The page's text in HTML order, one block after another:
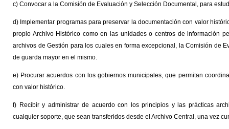
c) Convocar a la Comisión de Evaluación y Selección Documental, para
d) Implementar programas para preservar la documentación con valor
propio Archivo Histórico como en las unidades o centros de información
archivos de Gestión para los cuales en forma excepcional, la Comisión de
de guarda mayor en el mismo.
e) Procurar acuerdos con los gobiernos municipales, que permitan
con valor histórico.
f) Recibir y administrar de acuerdo con los principios y las prácticas
cualquier soporte, que sean transferidos desde el Archivo Central, una vez